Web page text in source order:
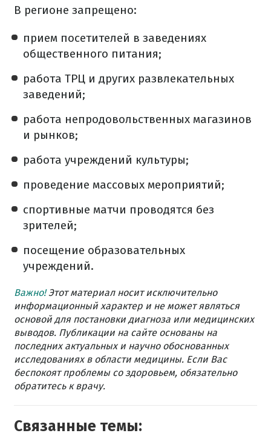
В регионе запрещено:
прием посетителей в заведениях
общественного питания;
работа ТРЦ и других развлекательных
заведений;
работа непродовольственных магазинов
и рынков;
работа учреждений культуры;
проведение массовых мероприятий;
спортивные матчи проводятся без
зрителей;
посещение образовательных
учреждений.
Важно!Этот материал носит исключительно
информационный характер и не может являться
основой для постановки диагноза или медицинских
выводов. Публикации на сайте основаны на
последних актуальных и научно обоснованных
исследованиях в области медицины. Если Вас
беспокоят проблемы со здоровьем, обязательно
обратитесь к врачу.
Связанные темы: